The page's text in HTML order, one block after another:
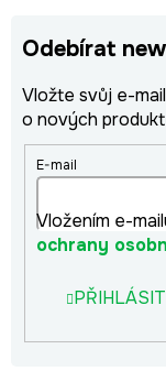
Odebírat
Vložte svůj e-
o nových
E-mail
Vložením e-
ochrany